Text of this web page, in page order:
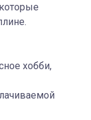
хобби,